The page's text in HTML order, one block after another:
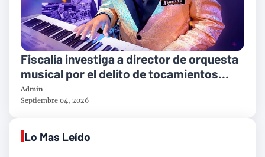
Fiscalía investiga a director de orquesta
musical por el delito de tocamientos
indebidos
Admin
Septiembre 04, 2026
Lo Mas Leído